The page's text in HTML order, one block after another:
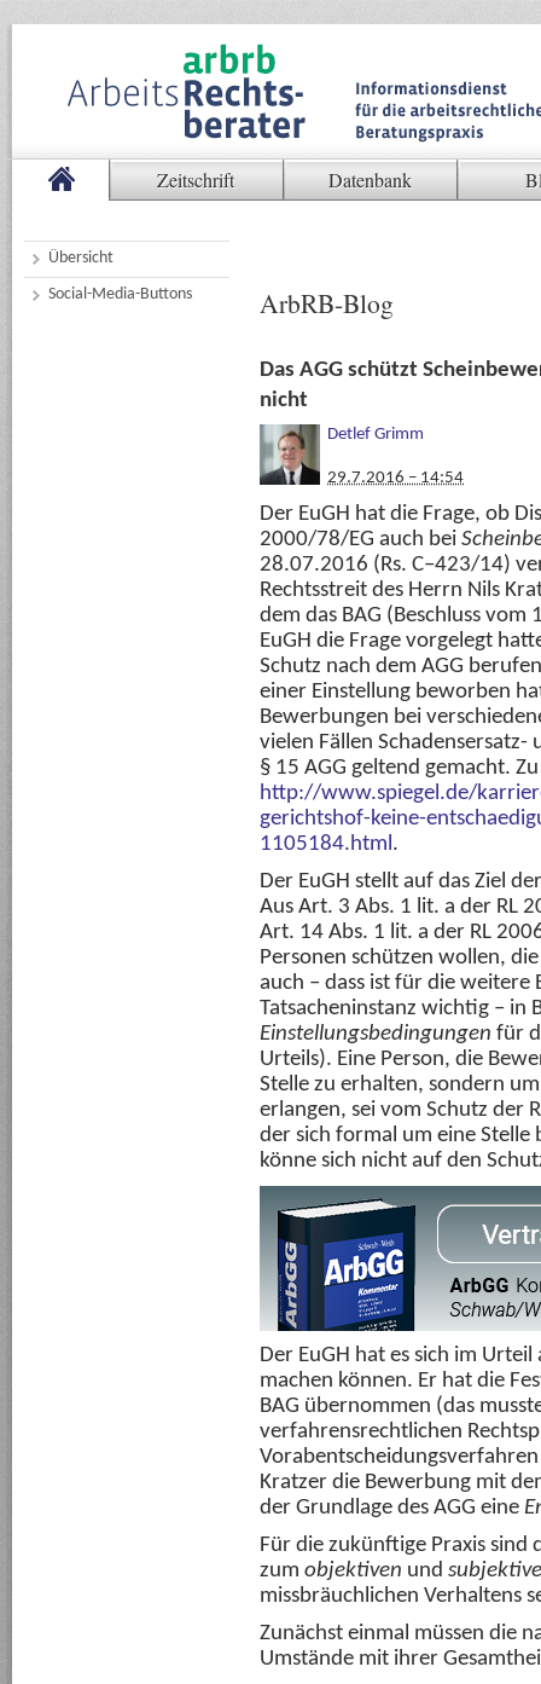
Zeitschrift Datenbank
Übersicht
Social-Media-Buttons
ArbRB-Blog
Das AGG schützt
nicht
Detlef Grimm
29.7.2016 – 14:54
Der EuGH hat die Frage, ob
2000/78/EG auch bei
28.07.2016 (Rs. C–423/14)
Rechtsstreit des Herrn Nils
dem das BAG (Beschluss
EuGH die Frage vorgelegt
Schutz nach dem AGG
einer Einstellung beworben
Bewerbungen bei
vielen Fällen Schadensersatz-
§ 15 AGG geltend gemacht.
http://www.spiegel.de/
gerichtshof-keine-
1105184.html.
Der EuGH stellt auf das Ziel
Aus Art. 3 Abs. 1 lit. a der RL
Art. 14 Abs. 1 lit. a der RL
Personen schützen wollen,
auch – dass ist für die weitere
Tatsacheninstanz wichtig – in
Einstellungsbedingungen für
Urteils). Eine Person, die
Stelle zu erhalten, sondern
erlangen, sei vom Schutz der
der sich formal um eine
könne sich nicht auf den
Der EuGH hat es sich im
machen können. Er hat die
BAG übernommen (das
verfahrensrechtlichen
Kratzer die Bewerbung mit
der Grundlage des AGG eine
Für die zukünftige Praxis sind
zum objektiven und
missbräuchlichen Verhaltens
Zunächst einmal müssen die
Umstände mit ihrer